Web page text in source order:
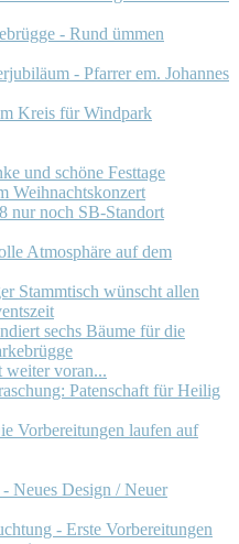
- Rund ümmen
- Pfarrer em. Johannes
Kreis für Windpark
und schöne Festtage
Weihnachtskonzert
nur noch SB-Standort
Atmosphäre auf dem
Stammtisch wünscht allen
sechs Bäume für die
weiter voran...
Patenschaft für Heilig
Vorbereitungen laufen auf
Neues Design / Neuer
- Erste Vorbereitungen